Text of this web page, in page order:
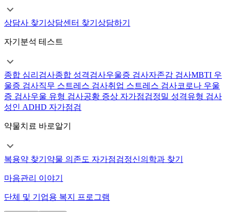
상담사 찾기 상담센터 찾기 상담하기
자기분석 테스트
종합 심리검사종합 성격검사우울증 검사자존감 검사MBTI 우
울증 검사직무 스트레스 검사취업 스트레스 검사코로나 우울
증 검사우울 유형 검사공황 증상 자가점검정밀 성격유형 검사
성인 ADHD 자가점검
약물치료 바로알기
복용약 찾기 약물 의존도 자가점검정신의학과 찾기
마음관리 이야기
단체 및 기업용 복지 프로그램